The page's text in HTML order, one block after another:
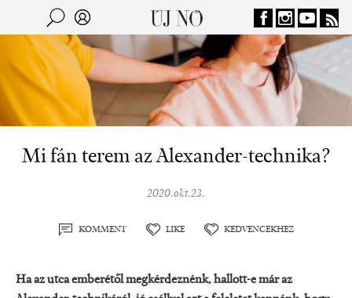
Jump to navigation
Kereső
Mi fán terem az Alexander-technika?
2020.okt.23.
KOMMENT LIKE KEDVENCEKHEZ
Ha az utca emberétől megkérdeznénk, hallott-e már az